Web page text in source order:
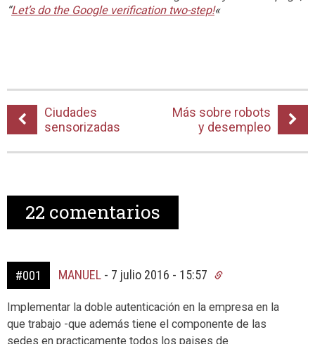
“Let’s do the Google verification two-step!«
Ciudades
sensorizadas
Más sobre robots
y desempleo
22 comentarios
#001 MANUEL - 7 julio 2016 - 15:57
Implementar la doble autenticación en la empresa en la
que trabajo -que además tiene el componente de las
sedes en practicamente todos los paises de